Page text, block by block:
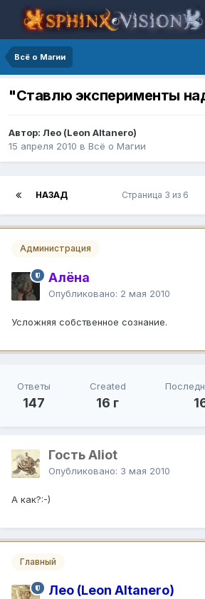
Всё о Магии
"Ставлю эксперименты
Автор: Лео (Leon Altanero)
15 апреля 2010 в Всё о Магии
НАЗАД Страница 3 из 6
Администрация
Алёна
Опубликовано: 2 мая 2010
Усложняя собственное сознание.
Ответы
147
Created
16 г
Гость Aliot
Опубликовано: 3 мая 2010
А как?:-)
Главный
Лео (Leon Altanero)